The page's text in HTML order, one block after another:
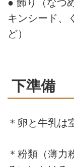
● 飾り（なつ
キンシード、
ど）
下準備
＊卵と牛乳は
＊粉類（薄力